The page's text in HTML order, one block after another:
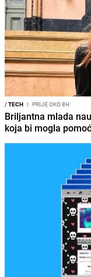
/TECH I PRIJE OKO 8H
Briljantna mlada
koja bi mogla